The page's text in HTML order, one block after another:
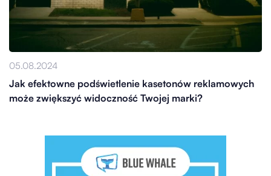
05.08.2024
Jak efektowne podświetlenie kasetonów reklamowych
może zwiększyć widoczność Twojej marki?